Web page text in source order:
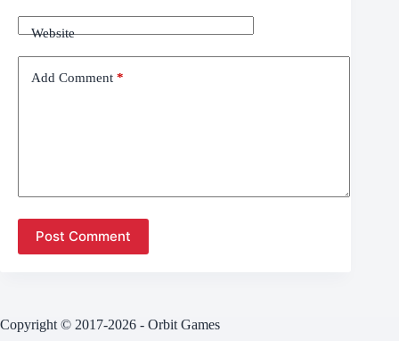
Website
Add Comment *
Post Comment
Copyright © 2017-2026 - Orbit Games